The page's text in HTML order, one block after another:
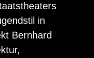
in
Bernhard